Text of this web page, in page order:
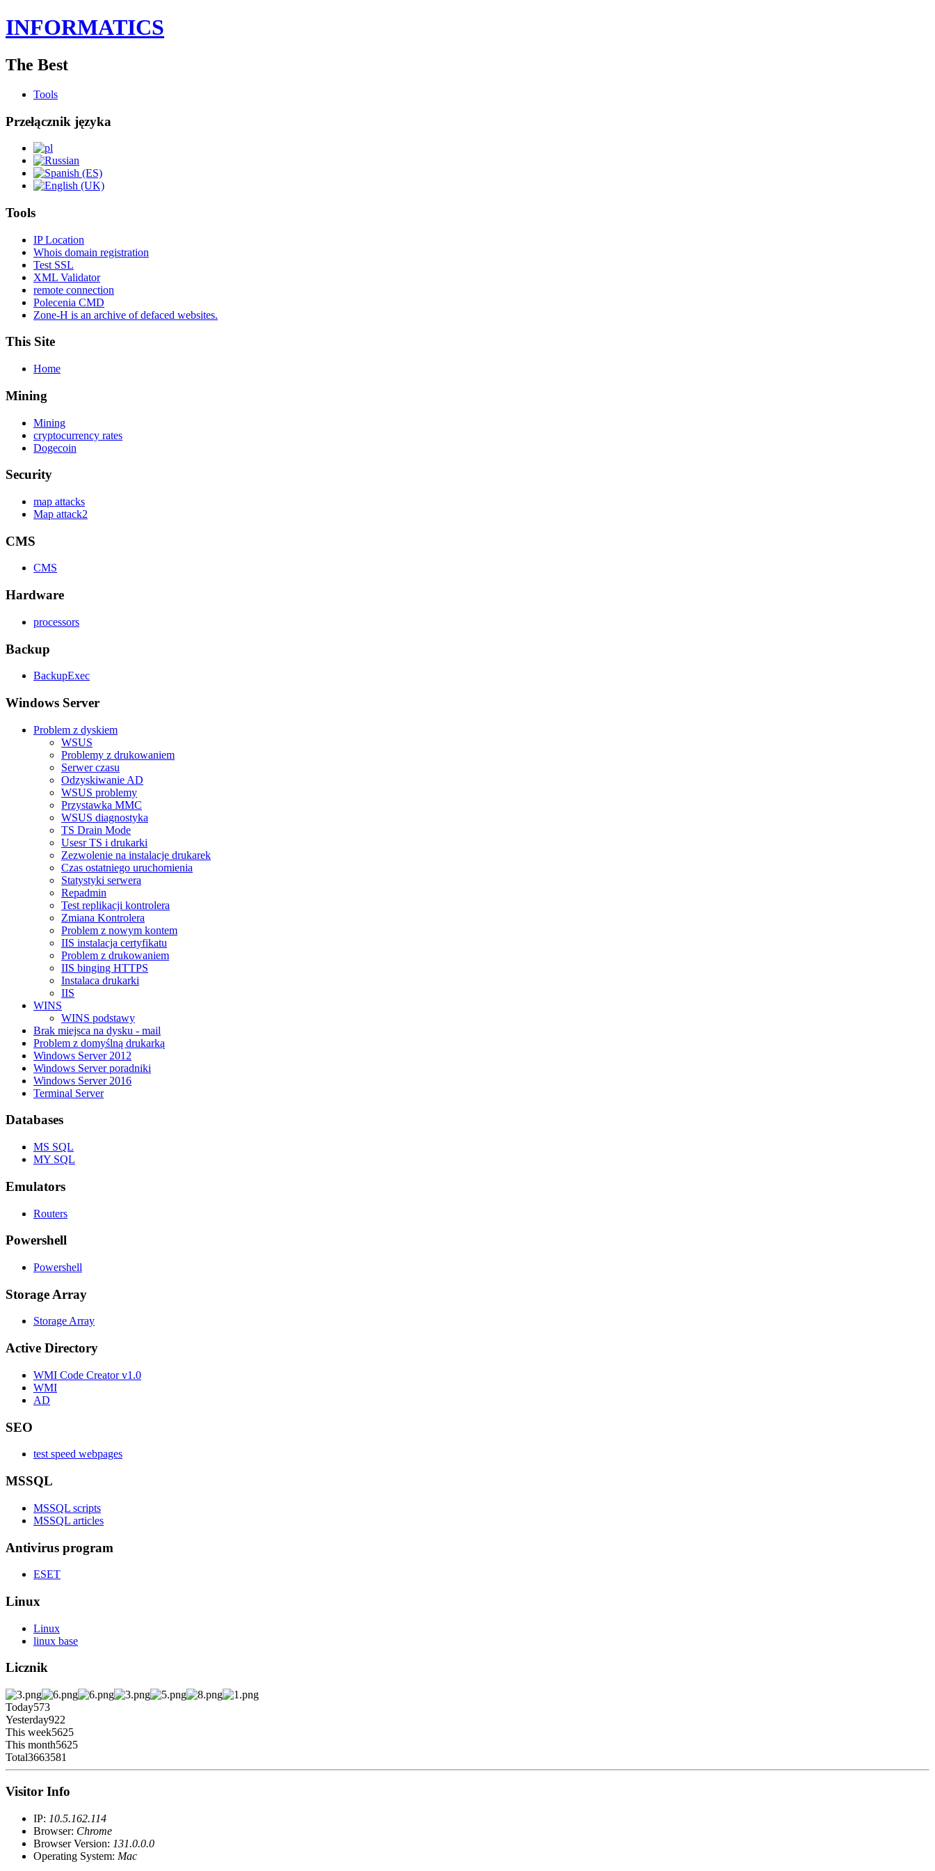
INFORMATICS
The Best
Tools
Przełącznik języka
Tools
IP Location
Whois domain registration
Test SSL
XML Validator
remote connection
Polecenia CMD
Zone-H is an archive of defaced websites.
This Site
Home
Mining
Mining
cryptocurrency rates
Dogecoin
Security
map attacks
Map attack2
CMS
CMS
Hardware
processors
Backup
BackupExec
Windows Server
Problem z dyskiem
WSUS
Problemy z drukowaniem
Serwer czasu
Odzyskiwanie AD
WSUS problemy
Przystawka MMC
WSUS diagnostyka
TS Drain Mode
Usesr TS i drukarki
Zezwolenie na instalacje drukarek
Czas ostatniego uruchomienia
Statystyki serwera
Repadmin
Test replikacji kontrolera
Zmiana Kontrolera
Problem z nowym kontem
IIS instalacja certyfikatu
Problem z drukowaniem
IIS binging HTTPS
Instalaca drukarki
IIS
WINS
WINS podstawy
Brak miejsca na dysku - mail
Problem z domyślną drukarką
Windows Server 2012
Windows Server poradniki
Windows Server 2016
Terminal Server
Databases
MS SQL
MY SQL
Emulators
Routers
Powershell
Powershell
Storage Array
Storage Array
Active Directory
WMI Code Creator v1.0
WMI
AD
SEO
test speed webpages
MSSQL
MSSQL scripts
MSSQL articles
Antivirus program
ESET
Linux
Linux
linux base
Licznik
Today573
Yesterday922
This week5625
This month5625
Total3663581
Visitor Info
IP: 10.5.162.114
Browser: Chrome
Browser Version: 131.0.0.0
Operating System: Mac